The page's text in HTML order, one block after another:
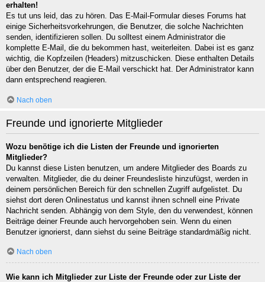
erhalten!
Es tut uns leid, das zu hören. Das E-Mail-Formular dieses Forums hat
einige Sicherheitsvorkehrungen, die Benutzer, die solche Nachrichten
senden, identifizieren sollen. Du solltest einem Administrator die
komplette E-Mail, die du bekommen hast, weiterleiten. Dabei ist es ganz
wichtig, die Kopfzeilen (Headers) mitzuschicken. Diese enthalten Details
über den Benutzer, der die E-Mail verschickt hat. Der Administrator kann
dann entsprechend reagieren.
Nach oben
Freunde und ignorierte Mitglieder
Wozu benötige ich die Listen der Freunde und ignorierten
Mitglieder?
Du kannst diese Listen benutzen, um andere Mitglieder des Boards zu
verwalten. Mitglieder, die du deiner Freundesliste hinzufügst, werden in
deinem persönlichen Bereich für den schnellen Zugriff aufgelistet. Du
siehst dort deren Onlinestatus und kannst ihnen schnell eine Private
Nachricht senden. Abhängig von dem Style, den du verwendest, können
Beiträge deiner Freunde auch hervorgehoben sein. Wenn du einen
Benutzer ignorierst, dann siehst du seine Beiträge standardmäßig nicht.
Nach oben
Wie kann ich Mitglieder zur Liste der Freunde oder zur Liste der